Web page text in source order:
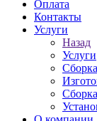
Оплата
Контакты
Услуги
Назад
Услуги